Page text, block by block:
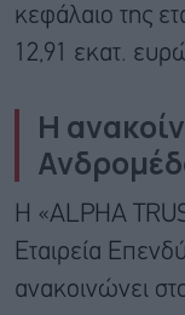
κεφάλαιο της
12,91 εκατ.
Η
Η «ALPHA
Εταιρεία
ανακοινώνει